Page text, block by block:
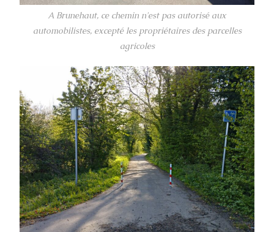
A Brunehaut, ce chemin n'est pas autorisé aux
automobilistes, excepté les propriétaires des parcelles
agricoles